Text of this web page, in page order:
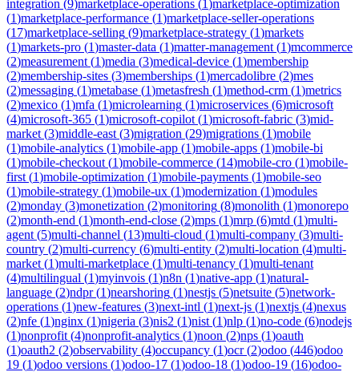
integration (9)marketplace-operations (1)marketplace-optimization
(1)marketplace-performance (1)marketplace-seller-operations
(17)marketplace-selling (9)marketplace-strategy (1)markets
(1)markets-pro (1)master-data (1)matter-management (1)mcommerce
(2)measurement (1)media (3)medical-device (1)membership
(2)membership-sites (3)memberships (1)mercadolibre (2)mes
(2)messaging (1)metabase (1)metasfresh (1)method-crm (1)metrics
(2)mexico (1)mfa (1)microlearning (1)microservices (6)microsoft
(4)microsoft-365 (1)microsoft-copilot (1)microsoft-fabric (3)mid-
market (3)middle-east (3)migration (29)migrations (1)mobile
(1)mobile-analytics (1)mobile-app (1)mobile-apps (1)mobile-bi
(1)mobile-checkout (1)mobile-commerce (14)mobile-cro (1)mobile-
first (1)mobile-optimization (1)mobile-payments (1)mobile-seo
(1)mobile-strategy (1)mobile-ux (1)modernization (1)modules
(2)monday (3)monetization (2)monitoring (8)monolith (1)monorepo
(2)month-end (1)month-end-close (2)mps (1)mrp (6)mtd (1)multi-
agent (5)multi-channel (13)multi-cloud (1)multi-company (3)multi-
country (2)multi-currency (6)multi-entity (2)multi-location (4)multi-
market (1)multi-marketplace (1)multi-tenancy (1)multi-tenant
(4)multilingual (1)myinvois (1)n8n (1)native-app (1)natural-
language (2)ndpr(1)nearshoring (1)nestjs (5)netsuite (5)network-
operations (1)new-features (3)next-intl (1)next-js (1)nextjs (4)nexus
(2)nfe (1)nginx (1)nigeria (3)nis2 (1)nist (1)nlp (1)no-code (6)nodejs
(1)nonprofit (4)nonprofit-analytics (1)noon (2)nps (1)oauth
(1)oauth2 (2)observability (4)occupancy (1)ocr(2)odoo (446)odoo
19 (1)odoo versions (1)odoo-17 (1)odoo-18 (1)odoo-19 (16)odoo-